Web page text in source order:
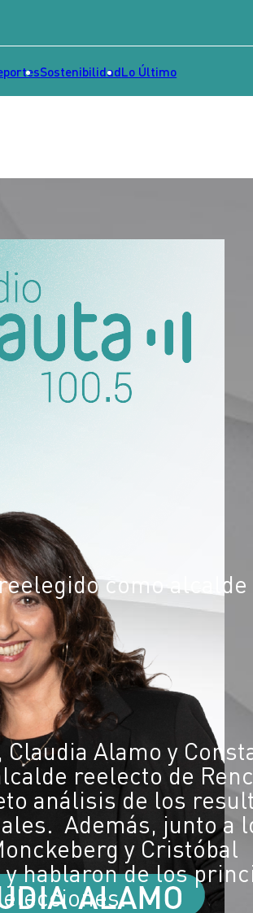
SostenibilidadLo Último
como alcalde
Claudia Alamo y
reelecto de
análisis de los
Además, junto a
y Cristóbal
y hablaron de los
elecciones.